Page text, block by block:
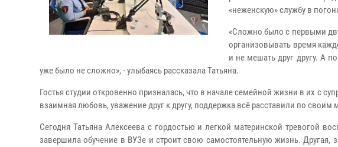
«неженскую» службу в
«Сложно было с первыми
организовывать время
и не мешать друг другу. А
уже было не сложно», - улыбаясь рассказала Татьяна.
Гостья студии откровенно призналась, что в начале семейной жизни в их с
взаимная любовь, уважение друг к другу, поддержка всё расставили по
Сегодня Татьяна Алексеева с гордостью и легкой материнской тревогой
завершила обучение в ВУЗе и строит свою самостоятельную жизнь. Другая,